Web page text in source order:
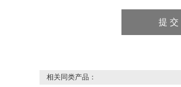
相关同类产品：